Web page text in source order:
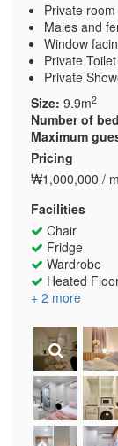
Private room
Males and
Window
Private Toilet
Private
Size: 9.9m2
Number of
Maximum
Pricing
₩1,000,000 /
Facilities
Chair
Fridge
Wardrobe
Heated
+ 2 more